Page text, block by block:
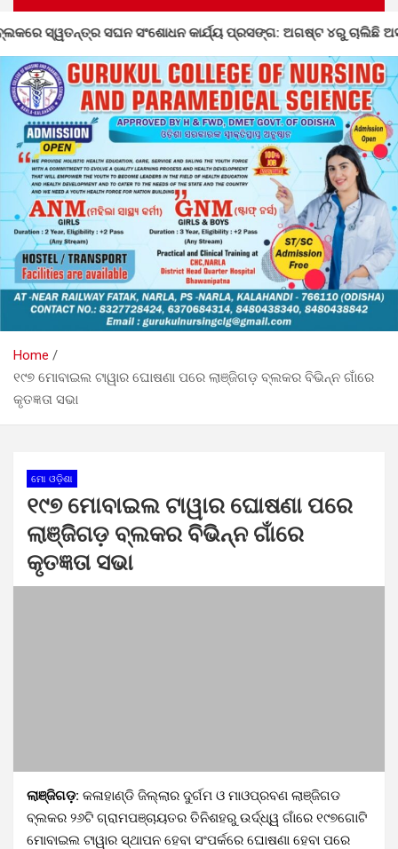
ପ୍ରସଙ୍ଗ: ଅଗଷ୍ଟ ୪ରୁ ଚାଲିଛି ଅସଙ୍ଗତି ସଂଶୋଧନ
Home
୧୯୭ ମୋବାଇଲ ଟାୱାର ଘୋଷଣା ପରେ ଲାଞ୍ଜିଗଡ଼ ବ୍ଲକର ବିଭିନ୍ନ ଗାଁରେ
କୃତଜ୍ଞତା ସଭା
ମୋ ଓଡ଼ିଶା
୧୯୭ ମୋବାଇଲ ଟାୱାର ଘୋଷଣା ପରେ
ଲାଞ୍ଜିଗଡ଼ ବ୍ଲକର ବିଭିନ୍ନ ଗାଁରେ
କୃତଜ୍ଞତା ସଭା
ଲାଞ୍ଜିଗଡ଼: କଳାହାଣ୍ଡି ଜିଲ୍ଲାର ଦୁର୍ଗମ ଓ ମାଓପ୍ରବଣ ଲାଞ୍ଜିଗଡ
ବ୍ଲକର ୨୬ଟି ଗ୍ରାମପଞ୍ଚାୟତର ତିନିଶହରୁ ଉର୍ଦ୍ଧ୍ୱ ଗାଁରେ ୧୯୭ଗୋଟି
ମୋବାଇଲ ଟାୱାର ସ୍ଥାପନ ହେବା ସଂପର୍କରେ ଘୋଷଣା ହେବା ପରେ